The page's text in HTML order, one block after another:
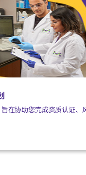
在协助您完成资质认证、